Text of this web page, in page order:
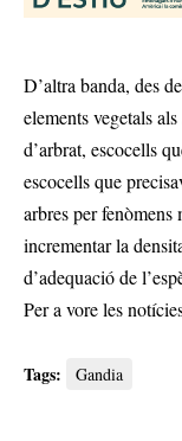
D’altra banda, des
elements vegetals
d’arbrat, escocells
escocells que
arbres per fenòmens
incrementar la
d’adequació de
Per a vore les
Tags: Gandia